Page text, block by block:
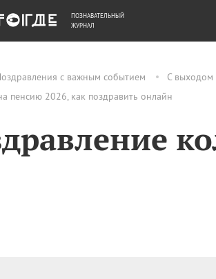
с важным событием С выходом
пенсию 2026, как поздравить онлайн
ОБЩЕСТВО ДЕНЬГИ
ПОЗНАВАТЕЛЬНЫЙ
ЖУРНАЛ